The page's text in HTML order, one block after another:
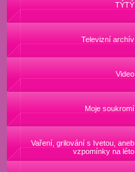
TÝTÝ
Televizní archív
Video
Moje soukromí
Vaření, grilování s Ivetou, aneb
vzpomínky na léto